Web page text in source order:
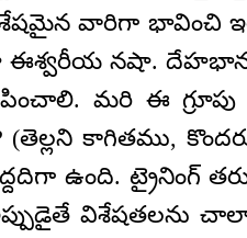
వారిగా భావించి
ఈశ్వరీయ నషా.
మరి ఈ గ్రూపు
(తెల్లని కాగితము,
ఉంది. ట్రైనింగ్
విశేషతలను చాలా